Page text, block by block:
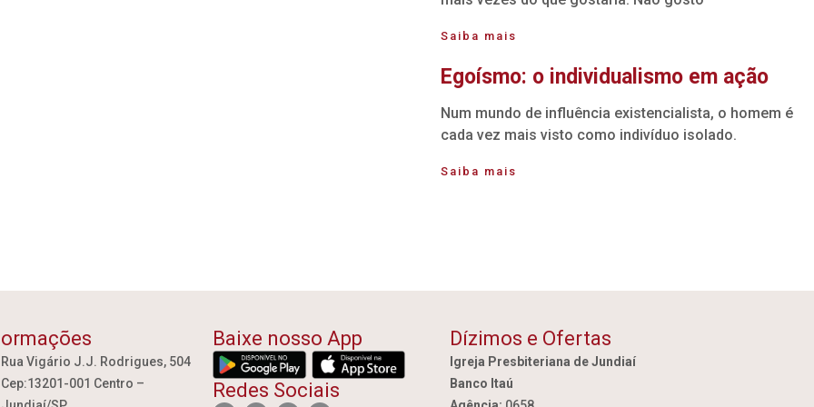
Saiba mais
Egoísmo: o individualismo em ação
Num mundo de influência existencialista, o homem é
cada vez mais visto como indivíduo isolado.
Saiba mais
Rua Vigário J.J. Rodrigues, 504
Cep:13201-001 Centro –
Baixe nosso App
Redes Sociais
Dízimos e Ofertas
Igreja Presbiteriana de Jundiaí
Banco Itaú